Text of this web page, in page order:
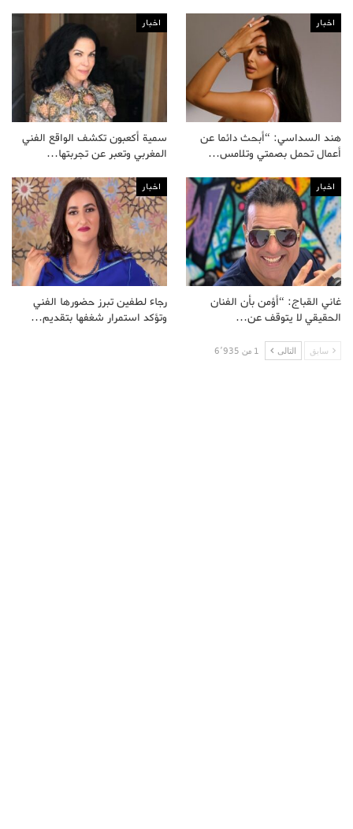
اخبار
هند السداسي: “أبحث دائما عن
أعمال تحمل بصمتي وتلامس…
اخبار
سمية أكعبون تكشف الواقع الفني
المغربي وتعبر عن تجربتها…
اخبار
غاني القباج: “أؤمن بأن الفنان
الحقيقي لا يتوقف عن…
اخبار
رجاء لطفين تبرز حضورها الفني
وتؤكد استمرار شغفها بتقديم…
سابق التالى 1 من 6٬935